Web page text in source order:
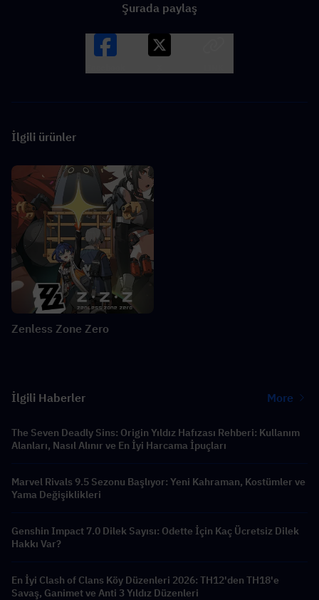
Şurada paylaş
İlgili ürünler
Zenless Zone Zero
İlgili Haberler More
The Seven Deadly Sins: Origin Yıldız Hafızası Rehberi: Kullanım
Alanları, Nasıl Alınır ve En İyi Harcama İpuçları
Marvel Rivals 9.5 Sezonu Başlıyor: Yeni Kahraman, Kostümler ve
Yama Değişiklikleri
Genshin Impact 7.0 Dilek Sayısı: Odette İçin Kaç Ücretsiz Dilek
Hakkı Var?
En İyi Clash of Clans Köy Düzenleri 2026: TH12'den TH18'e
Savaş, Ganimet ve Anti 3 Yıldız Düzenleri